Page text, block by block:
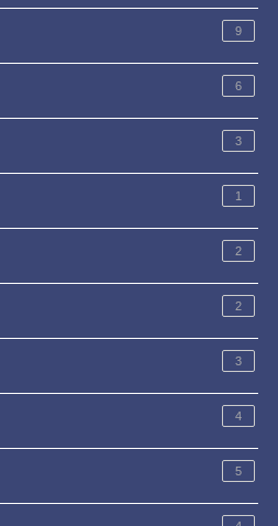
9
6
3
1
2
2
3
4
5